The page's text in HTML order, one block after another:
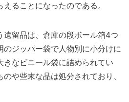
ることになったのである。
留品は、倉庫の段ボール箱4つ
のジッパー袋で人物別に小分けに
きなビニール袋に詰められてい
や些末な品は処分されており、